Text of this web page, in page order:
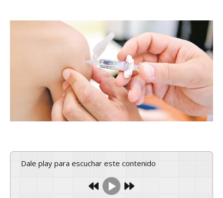
Dale play para escuchar este contenido